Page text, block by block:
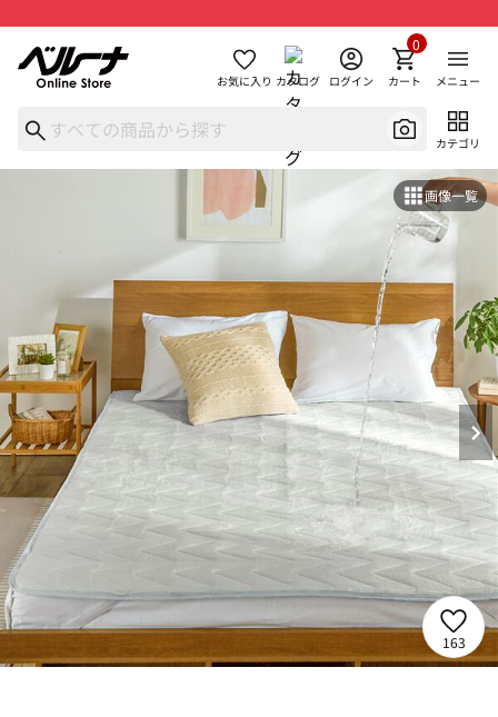
お気に入り カタログ ログイン カート
0
メニュー
カテゴリ
画像一覧
163